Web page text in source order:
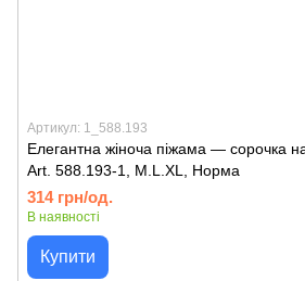
Артикул: 1_588.193
Елегантна жіноча піжама — сорочка
Art. 588.193-1, M.L.XL, Норма
314 грн/од.
В наявності
Купити